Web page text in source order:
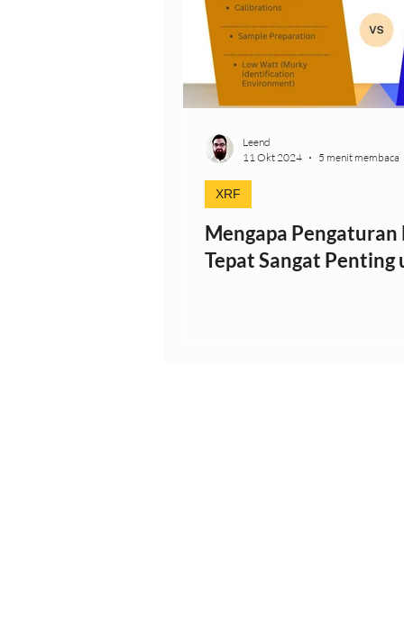
Ulasan Detektor
Mengapa Pengaturan
Tepat Sangat
XRF
Leend
11 Okt 2024
5 menit membaca